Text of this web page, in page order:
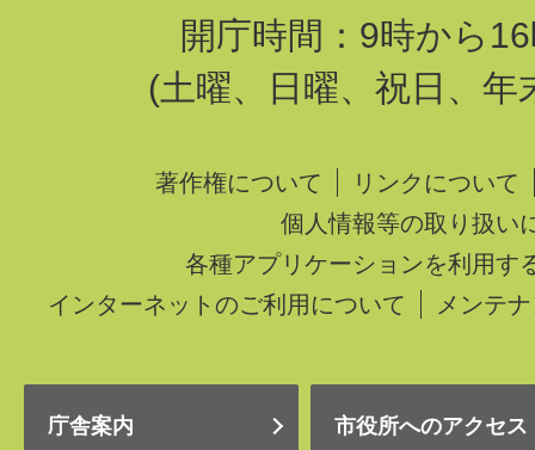
開庁時間：9時から
(土曜、日曜、祝日、年
著作権について
リンクについて
個人情報等の取り扱い
各種アプリケーションを利用す
インターネットのご利用について
メンテ
庁舎案内 市役所へのアクセス